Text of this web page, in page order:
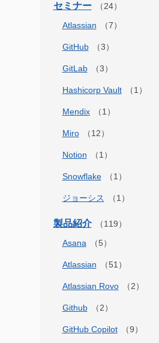
セミナー
Atlassian
GitHub
GitLab
Hashicorp Vault
Mendix
Miro
Notion
Snowflake
ジョーシス
製品紹介
Asana
Atlassian
Atlassian Rovo
Github
GitHub Copilot